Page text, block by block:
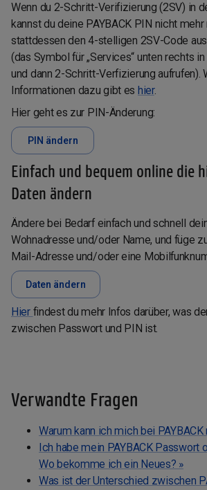
Wenn du 2-Schritt-Verifizierung (2SV) in
kannst du deine PAYBACK PIN nicht
stattdessen den 4-stelligen 2SV-Code
(das Symbol für „Services“ unten rechts
und dann 2-Schritt-Verfizierung aufrufen).
Informationen dazu gibt es hier.
Hier geht es zur PIN-Änderung:
PIN ändern
Einfach und bequem online die
Daten ändern
Ändere bei Bedarf einfach und schnell
Wohnadresse und/oder Name, und füge
Mail-Adresse und/oder eine
Daten ändern
Hier findest du mehr Infos darüber, was
zwischen Passwort und PIN ist.
Verwandte Fragen
Warum kann ich mich bei
Ich habe mein PAYBACK Passwort
Wo bekomme ich ein Neues? »
Was ist der Unterschied zwischen